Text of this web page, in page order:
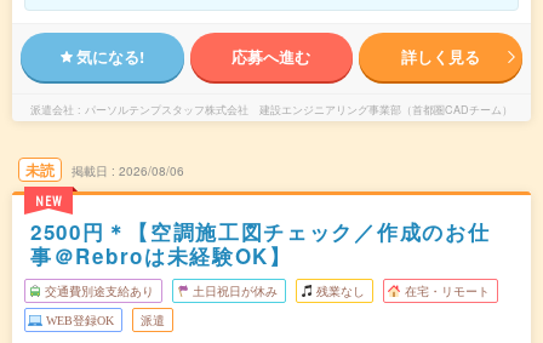
気になる! 応募へ進む 詳しく見る
派遣会社 パーソルテンプスタッフ株式会社 建設エンジニアリング事業部（首都圏CADチーム）
未読
NEW
掲載日 2026/08/06
2500円＊【空調施工図チェック／作成のお仕
事＠Rebroは未経験OK】
交通費別途支給あり 土日祝日が休み 残業なし 在宅・リモート
WEB登録OK 派遣